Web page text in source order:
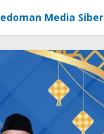
Media Siber